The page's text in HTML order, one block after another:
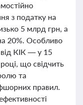
з податку на
5 млрд грн, а
20%. Особливо
КІК — у 15
що свідчить
та
правил.